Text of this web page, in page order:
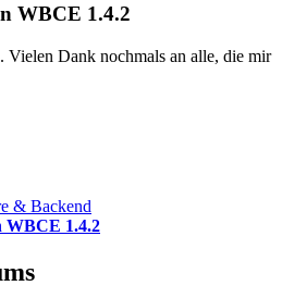
WBCE 1.4.2
Vielen Dank nochmals an alle, die mir
& Backend
WBCE 1.4.2